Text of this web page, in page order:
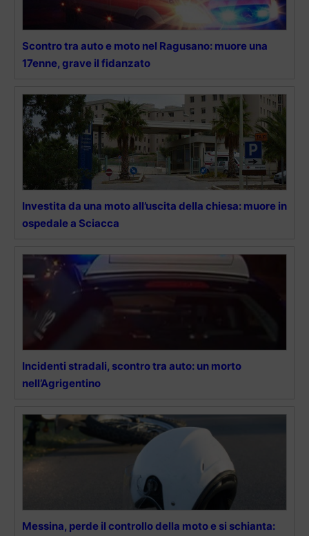
Scontro tra auto e moto nel Ragusano: muore una
17enne, grave il fidanzato
Investita da una moto all’uscita della chiesa: muore in
ospedale a Sciacca
Incidenti stradali, scontro tra auto: un morto
nell’Agrigentino
Messina, perde il controllo della moto e si schianta: